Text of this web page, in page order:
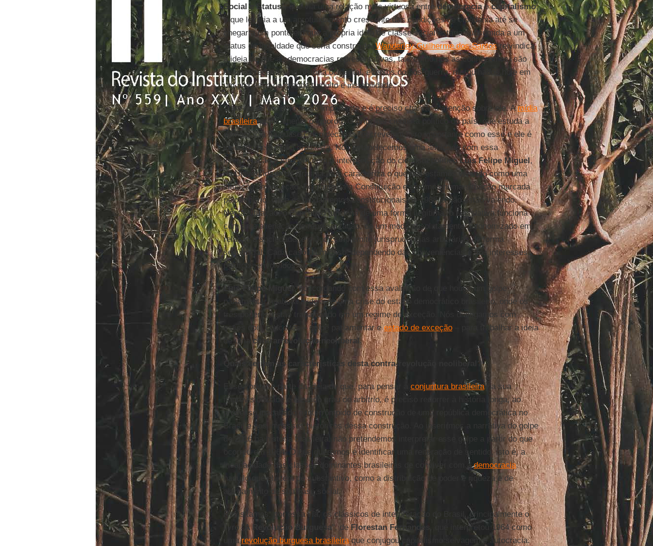
Social e Status", que via uma relação mais virtuosa entredemocraciaecapitalismo,
o que levaria a um aprofundamento crescente das condições de cidadania até se
chegar a um ponto em que a própria ideia de classe social estaria subsumida a um
status de igualdade que seria construído.Wanderley Guilherme dos Santosreivindica
a ideia de que as democracias representativas, tais como nós as conhecemos, são
eventos recentes na história ocidental, eventos do pós-guerra, mergulhados hoje em
um processo de grande tumulto e instabilidade.
Trata-se de um livro muito importante e é preciso chamar a atenção sobre ele. Amídia
brasileirapraticamente o ignorou. O principal cientista político do país, que estuda a
democracia há quase cinco décadas, escreve um livro importante como esse e ele é
ignorado pela mídia brasileira. Nós estabelecemos uma afinidade com essa
interpretação e também com a interpretação do cientista políticoLuis Felipe Miguel,
da Universidade de Brasília, que caracteriza o que nós estamos vivendo como uma
situação de exceção. Foi rompida a Constituição e estamos numa situação marcada
pelo arbítrio, onde os fundamentos constitucionais de 1988 já não estão valendo.
Nesta situação, o Executivo funciona de uma forma ilegítima, o Legislativa funciona
com uma alienação de representação, de um modo absolutamente autonomizado em
relação à sociedade, e o Judiciário emite jurisprudências arbitrárias de forma
seqüencial. Cada caso é um caso, dependendo das conveniências e dos interesses
políticos envolvidos.
Luis Felipe Miguel , concordando com essa avaliação de que houve um golpe
parlamentar, elabora a ideia de uma crise do estado democrático brasileiro, onde os
três poderes estão trabalhando em um regime de exceção. Nós dialogamos com
esses dois conceitos – golpe parlamentar eestado de exceção– para trabalhar a ideia
de umacontrarrevolução neoliberal.
Quais seriam as características desta contra-revolução neoliberal?
Esse conceito parte da ideia de que, para pensar a conjuntura brasileirana sua
imprevisibilidade e elevado grau de arbítrio, é preciso recorrer à história longa, ao
processo inacabado e interrompido de construção de uma república democrática no
Brasil e aos impasses históricos dessa construção. Ao inserirmos a narrativa do golpe
de 2016 na história brasileira, não pretendemos interpretar esse golpe a partir do que
ocorreu em 1964. O que queremos é identificar uma reiteração de sentido, isto é, a
incapacidade das classes dominantes brasileiras de conviver com ademocracia
naquilo que ela tem de substantivo, como a distribuição de poder e riqueza e de
alargamento de sua base social.
Revisitamos, por essa via, os clássicos de interpretação do Brasil, principalmente o
livro " A Revolução Burguesa", deFlorestan Fernandes
, que interpretou 1964 como
umarevolução burguesa brasileiraque conjugou capitalismo selvagem e autocracia.